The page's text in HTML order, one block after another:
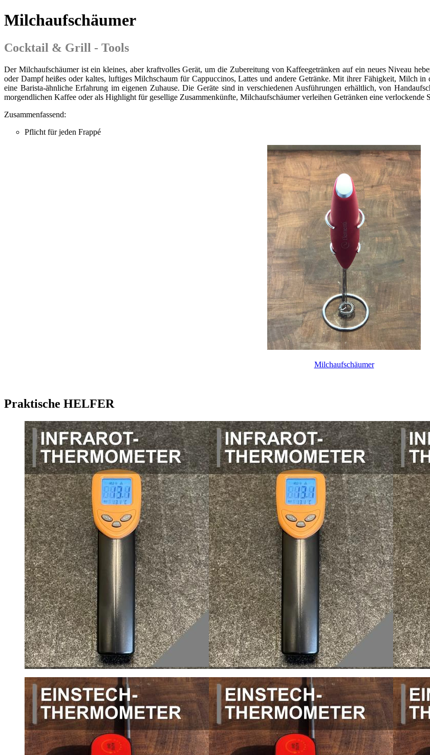
Milchaufschäumer
Cocktail & Grill - Tools
Der Milchaufschäumer ist ein kleines, aber kraftvolles Gerät, um die Zubereitung von Kaffeegetränken auf ein neues Niveau
oder Dampf heißes oder kaltes, luftiges Milchschaum für Cappuccinos, Lattes und andere Getränke. Mit ihrer Fähigkeit, Milch
eine Barista-ähnliche Erfahrung im eigenen Zuhause. Die Geräte sind in verschiedenen Ausführungen erhältlich, von
morgendlichen Kaffee oder als Highlight für gesellige Zusammenkünfte, Milchaufschäumer verleihen Getränken eine verlockende
Zusammenfassend:
Pflicht für jeden Frappé
Milchaufschäumer
Praktische HELFER